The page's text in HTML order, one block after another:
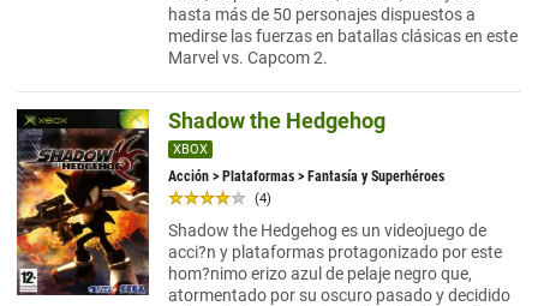
hasta más de 50 personajes dispuestos a
medirse las fuerzas en batallas clásicas en este
Marvel vs. Capcom 2.
Shadow the Hedgehog
XBOX
Acción > Plataformas > Fantasía y Superhéroes
(4)
Shadow the Hedgehog es un videojuego de
acci?n y plataformas protagonizado por este
hom?nimo erizo azul de pelaje negro que,
atormentado por su oscuro pasado y decidido